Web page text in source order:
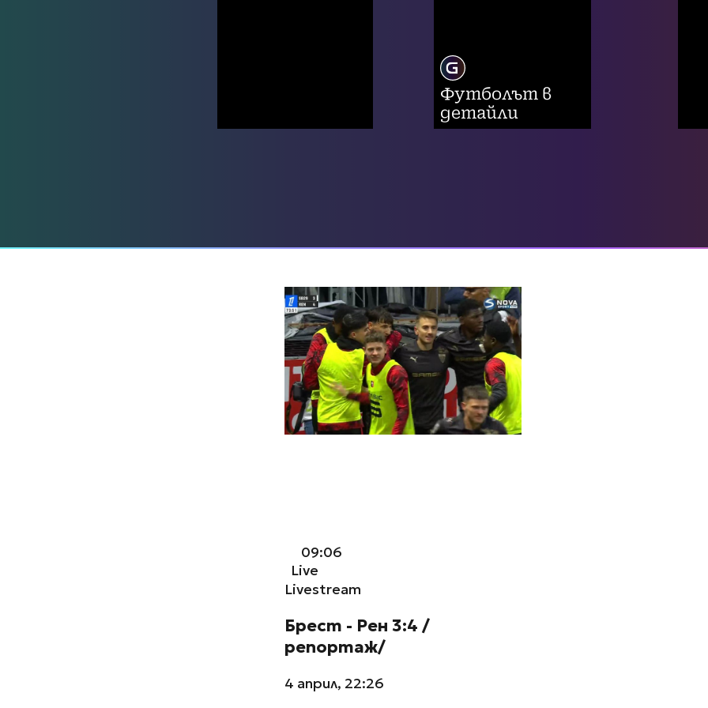
Футболът в
детайли
09:06
Live
Livestream
Брест - Рен 3:4 /
репортаж/
4 април, 22:26